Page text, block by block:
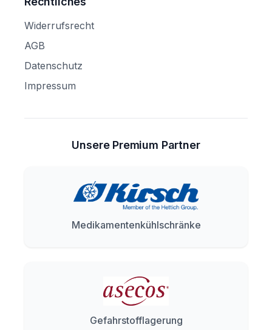
Widerrufsrecht
AGB
Datenschutz
Impressum
Unsere Premium Partner
Medikamentenkühlschränke
Gefahrstofflagerung